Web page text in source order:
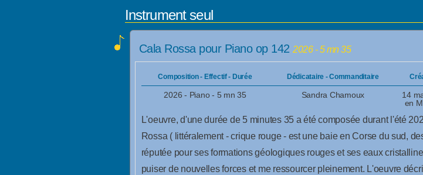
Instrument seul
Cala Rossa pour Piano op 1422026 - 5 mn 35
Composition - Effectif - Durée
2026 - Piano - 5 mn 35
Dédicataire - Commanditaire
Sandra Chamoux
14
en
L'oeuvre, d'une durée de 5 minutes 35 a été composée durant l'été
Rossa ( littéralement - crique rouge - est une baie en Corse du sud,
réputée pour ses formations géologiques rouges et ses eaux
puiser de nouvelles forces et me ressourcer pleinement. L'oeuvre